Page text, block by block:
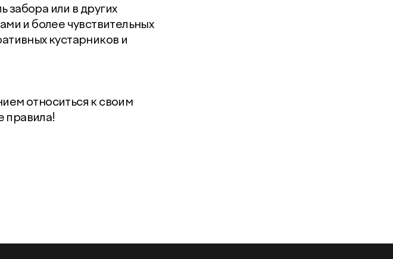
забора или в других
и более чувствительных
кустарников и
относиться к своим
правила!